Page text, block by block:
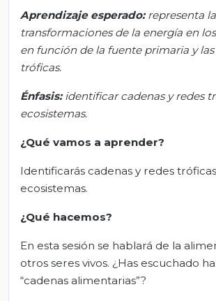
Aprendizaje esperado: representa
transformaciones de la energía en
en función de la fuente primaria y
tróficas.
Énfasis: identificar cadenas y redes
ecosistemas.
¿Qué vamos a aprender?
Identificarás cadenas y redes
ecosistemas.
¿Qué hacemos?
En esta sesión se hablará de la
otros seres vivos. ¿Has escuchado
“cadenas alimentarias”?